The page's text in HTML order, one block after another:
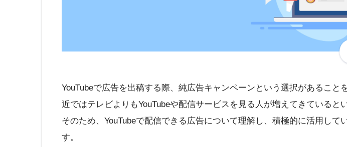
YouTubeで広告を出稿する際、純広告キャンペーンという選択があること
近ではテレビよりもYouTubeや配信サービスを見る人が増えてきていると
そのため、YouTubeで配信できる広告について理解し、積極的に活用して
す。